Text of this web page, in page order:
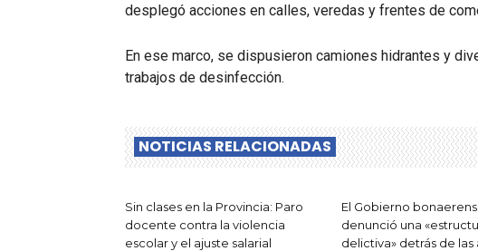
desplegó acciones en calles, veredas y frentes de
En ese marco, se dispusieron camiones hidrantes y
trabajos de desinfección.
NOTICIAS RELACIONADAS
Sin clases en la Provincia: Paro
docente contra la violencia
escolar y el ajuste salarial
El Gobierno
denunció una
delictiva» detrás de las